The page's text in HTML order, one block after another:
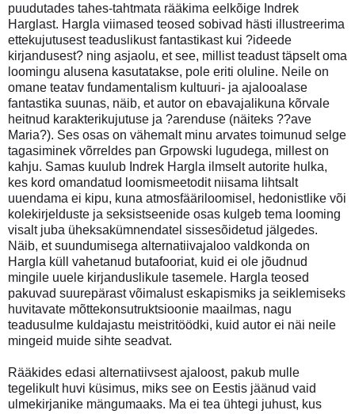
puudutades tahes-tahtmata rääkima eelkõige Indrek
Harglast. Hargla viimased teosed sobivad hästi illustreerima
ettekujutusest teaduslikust fantastikast kui ?ideede
kirjandusest? ning asjaolu, et see, millist teadust täpselt oma
loomingu alusena kasutatakse, pole eriti oluline. Neile on
omane teatav fundamentalism kultuuri- ja ajalooalase
fantastika suunas, näib, et autor on ebavajalikuna kõrvale
heitnud karakterikujutuse ja ?arenduse (näiteks ??ave
Maria?). Ses osas on vähemalt minu arvates toimunud selge
tagasiminek võrreldes pan Grpowski lugudega, millest on
kahju. Samas kuulub Indrek Hargla ilmselt autorite hulka,
kes kord omandatud loomismeetodit niisama lihtsalt
uuendama ei kipu, kuna atmosfääriloomisel, hedonistlike või
kolekirjelduste ja seksistseenide osas kulgeb tema looming
visalt juba üheksakümnendatel sissesõidetud jälgedes.
Näib, et suundumisega alternatiivajaloo valdkonda on
Hargla küll vahetanud butafooriat, kuid ei ole jõudnud
mingile uuele kirjanduslikule tasemele. Hargla teosed
pakuvad suurepärast võimalust eskapismiks ja seiklemiseks
huvitavate mõttekonsutruktsioonie maailmas, nagu
teadusulme kuldajastu meistritöödki, kuid autor ei näi neile
mingeid muide sihte seadvat.
Rääkides edasi alternatiivsest ajaloost, pakub mulle
tegelikult huvi küsimus, miks see on Eestis jäänud vaid
ulmekirjanike mängumaaks. Ma ei tea ühtegi juhust, kus